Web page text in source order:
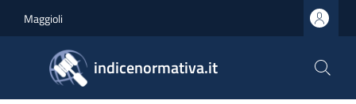
Maggioli
indicenormativa.it